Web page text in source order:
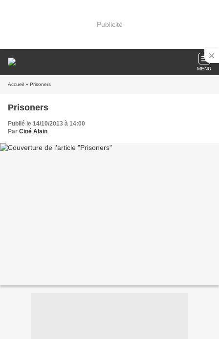
Publicité
MENU
Accueil » Prisoners
Prisoners
Publié le 14/10/2013 à 14:00
Par Ciné Alain